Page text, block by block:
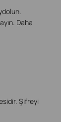
Daha
Şifreyi